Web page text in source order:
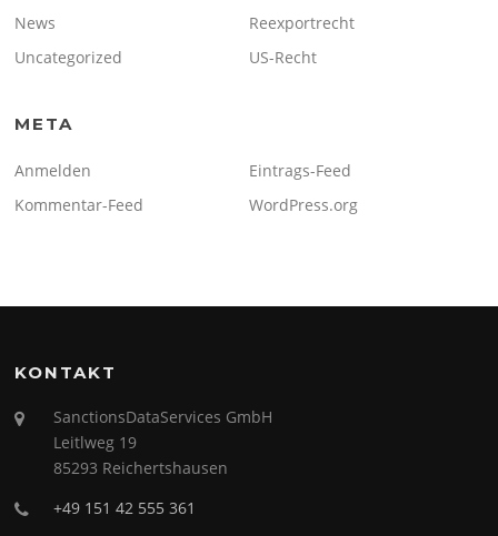
News
Reexportrecht
Uncategorized
US-Recht
META
Anmelden
Eintrags-Feed
Kommentar-Feed
WordPress.org
KONTAKT
SanctionsDataServices GmbH
Leitlweg 19
85293 Reichertshausen
+49 151 42 555 361